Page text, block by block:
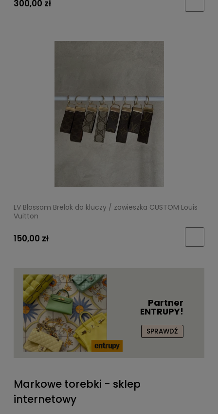
300,00 zł
LV Blossom Brelok do kluczy / zawieszka CUSTOM Louis
Vuitton
150,00 zł
Partner
ENTRUPY!
SPRAWDŹ
Markowe torebki - sklep
internetowy